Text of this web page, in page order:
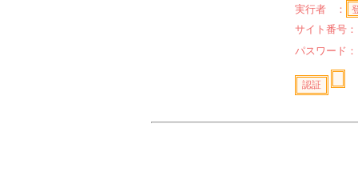
実行者 ：
サイト番号：
パスワード